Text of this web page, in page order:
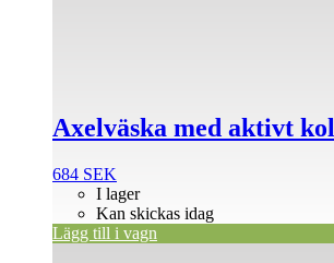
Axelväska med aktivt kol
684 SEK
I lager
Kan skickas idag
Lägg till i vagn